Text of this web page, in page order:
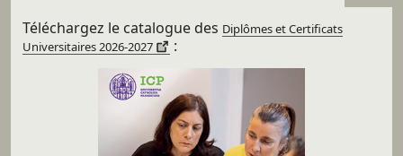
Téléchargez le catalogue des Diplômes et Certificats
Universitaires 2026-2027
: